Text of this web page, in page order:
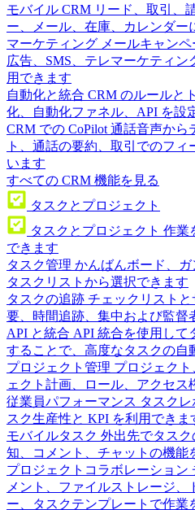
モバイル CRM リード、取引、
ー、メール、在庫、カレンダー
マーケティング メールキャン
広告、SMS、テレマーケティ
用できます
自動化と統合 CRM のルールと
化、自動化ファネル、API を設
CRM での CoPilot 通話音声から
ト、通話の要約、取引でのフ
います
すべての CRM 機能を見る
タスクとプロジェクト
タスクとプロジェクト 作業
できます
タスク管理 かんばんボード、ガ
タスクリストから選択できます
タスクの追跡 チェックリスト
要、時間追跡、集中および監督
API と統合 API 統合を使用して
することで、高度なタスクの自
プロジェクト管理 プロジェク
ェクト計画、ロール、アクセス
従業員パフォーマンス タスク
スク生産性と KPI を利用できま
モバイルタスク 外出先でタス
知、コメント、チャットの機能
プロジェクトコラボレーション
メント、ファイルストレージ
ー、タスクテンプレートで作業